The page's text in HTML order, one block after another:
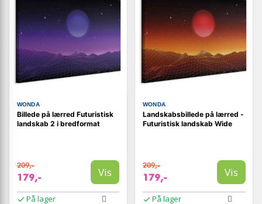
WONDA
Billede på lærred Futuristisk
landskab 2 i bredformat
209,-
179,- Vis
På lager
WONDA
Landskabsbillede på lærred -
Futuristisk landskab Wide
209,-
179,- Vis
På lager